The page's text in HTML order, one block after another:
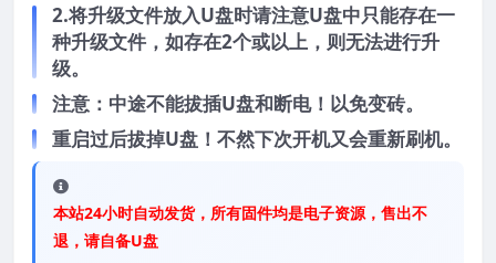
2.将升级文件放入U盘时请注意U盘中只能存在一
种升级文件，如存在2个或以上，则无法进行升
级。
注意：中途不能拔插U盘和断电！以免变砖。
重启过后拔掉U盘！不然下次开机又会重新刷机。
本站24小时自动发货，所有固件均是电子资源，售出不
退，请自备U盘